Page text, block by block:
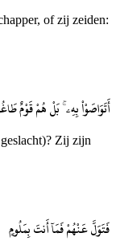
of zij zeiden:
أَتَوَاصَوْا۟ بِهِۦ ۚ بَلْ هُمْ قَوْمٌ
Zij zijn
فَتَوَلَّ عَنْهُمْ فَمَآ أَنتَ بِمَلُومٍ